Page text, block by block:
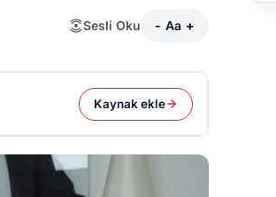
Sesli Oku - Aa +
Kaynak ekle